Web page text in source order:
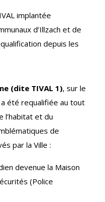
implantée
d’Illzach et de
depuis les
(dite TIVAL 1), sur le
été requalifiée au tout
l’habitat et du
de
par la Ville :
devenue la Maison
(Police